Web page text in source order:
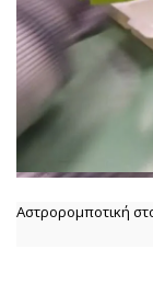
Αστρορομποτική